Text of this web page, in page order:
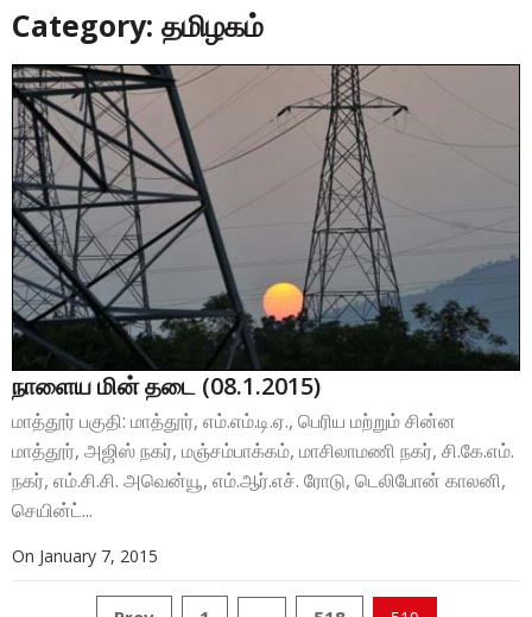
Category: தமிழகம்
நாளைய மின் தடை (08.1.2015)
மாத்தூர் பகுதி: மாத்தூர், எம்.எம்.டி.ஏ., பெரிய மற்றும் சின்ன
மாத்தூர், அஜிஸ் நகர், மஞ்சம்பாக்கம், மாசிலாமணி நகர், சி.கே.எம்.
நகர், எம்.சி.சி. அவென்யூ, எம்.ஆர்.எச். ரோடு, டெலிபோன் காலனி,
செயின்ட்...
On January 7, 2015